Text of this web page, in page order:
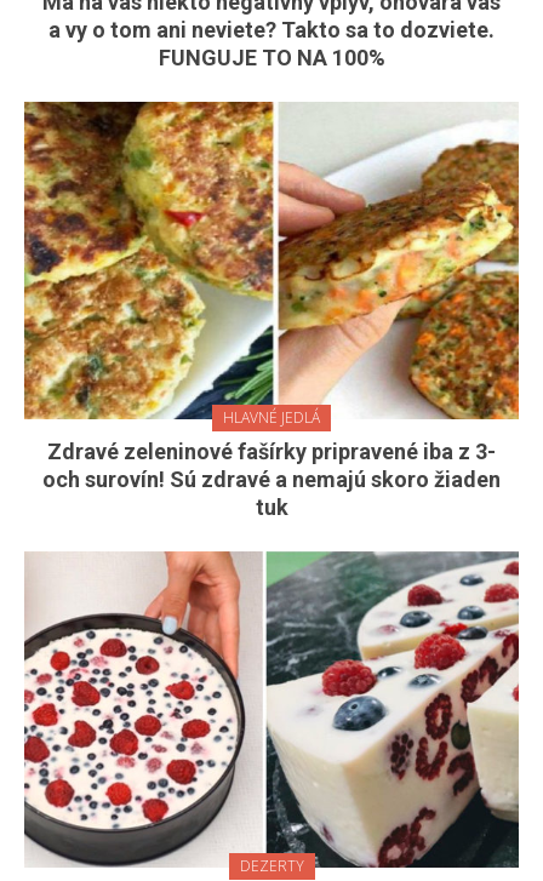
a vy o tom ani neviete? Takto sa to dozviete.
FUNGUJE TO NA 100%
HLAVNÉ JEDLÁ
Zdravé zeleninové fašírky pripravené iba z 3-
och surovín! Sú zdravé a nemajú skoro žiaden
tuk
DEZERTY